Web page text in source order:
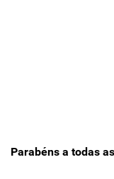
Parabéns a todas